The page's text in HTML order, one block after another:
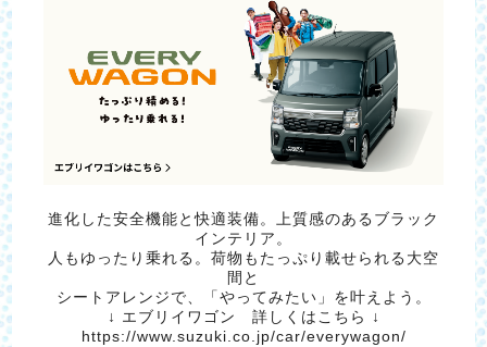
進化した安全機能と快適装備。上質感のあるブラック
インテリア。
人もゆったり乗れる。荷物もたっぷり載せられる大空
間と
シートアレンジで、「やってみたい」を叶えよう。
↓ エブリイワゴン 詳しくはこちら ↓
https://www.suzuki.co.jp/car/everywagon/